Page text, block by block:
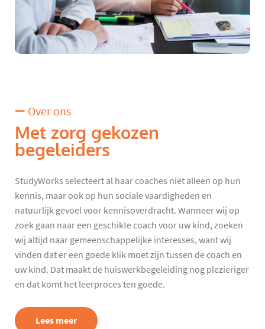
Over ons
Met zorg gekozen
begeleiders
StudyWorks selecteert al haar coaches niet alleen op hun
kennis, maar ook op hun sociale vaardigheden en
natuurlijk gevoel voor kennisoverdracht. Wanneer wij op
zoek gaan naar een geschikte coach voor uw kind, zoeken
wij altijd naar gemeenschappelijke interesses, want wij
vinden dat er een goede klik moet zijn tussen de coach en
uw kind. Dat maakt de huiswerkbegeleiding nog plezieriger
en dat komt het leerproces ten goede.
Lees meer